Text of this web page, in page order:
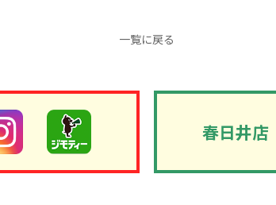
一覧に戻る
春日井店